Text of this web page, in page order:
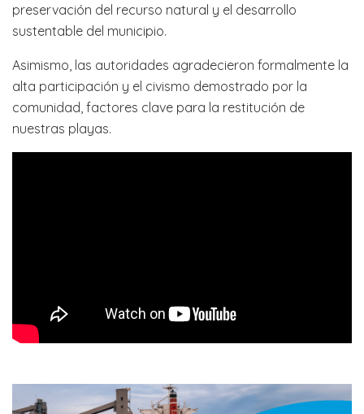
preservación del recurso natural y el desarrollo
sustentable del municipio.
Asimismo, las autoridades agradecieron formalmente la
alta participación y el civismo demostrado por la
comunidad, factores clave para la restitución de
nuestras playas.